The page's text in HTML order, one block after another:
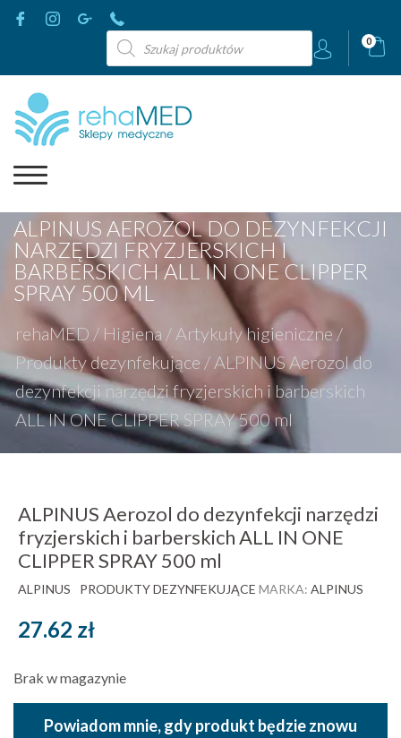
Wyszukiwarka
produktów
0
ALPINUS AEROZOL DO DEZYNFEKCJI
NARZĘDZI FRYZJERSKICH I
BARBERSKICH ALL IN ONE CLIPPER
SPRAY 500 ML
rehaMED / Higiena / Artykuły higieniczne /
Produkty dezynfekujące / ALPINUS Aerozol do
dezynfekcji narzędzi fryzjerskich i barberskich
ALL IN ONE CLIPPER SPRAY 500 ml
ALPINUS Aerozol do dezynfekcji narzędzi
fryzjerskich i barberskich ALL IN ONE
CLIPPER SPRAY 500 ml
ALPINUS PRODUKTY DEZYNFEKUJĄCE MARKA: ALPINUS
27.62 zł
Brak w magazynie
Powiadom mnie, gdy produkt będzie znowu